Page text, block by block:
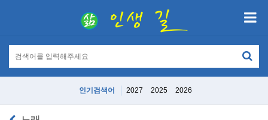
인기검색어 2027 2025 2026